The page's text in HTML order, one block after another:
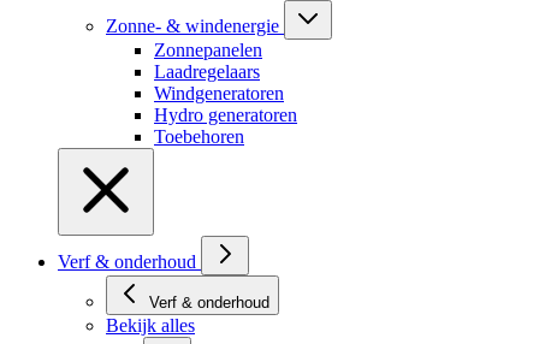
Zonne- & windenergie
Zonnepanelen
Laadregelaars
Windgeneratoren
Hydro generatoren
Toebehoren
Verf & onderhoud
Verf & onderhoud
Bekijk alles